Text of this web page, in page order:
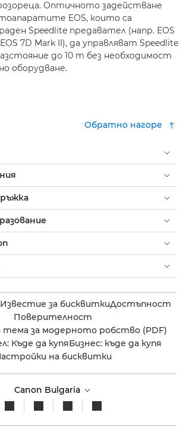
Оптичното задействане
EOS, които са
Speedlite предавател (напр. EOS
7D Mark II), да управляват Speedlite
до 10 m без необходимост
оборудване.
Обратно нагоре
Известие за бисквиткиДостъпност
Поверителност
тема за модерното робство (PDF)
Къде да купяБизнес: къде да купя
на бисквитки
Canon Bulgaria